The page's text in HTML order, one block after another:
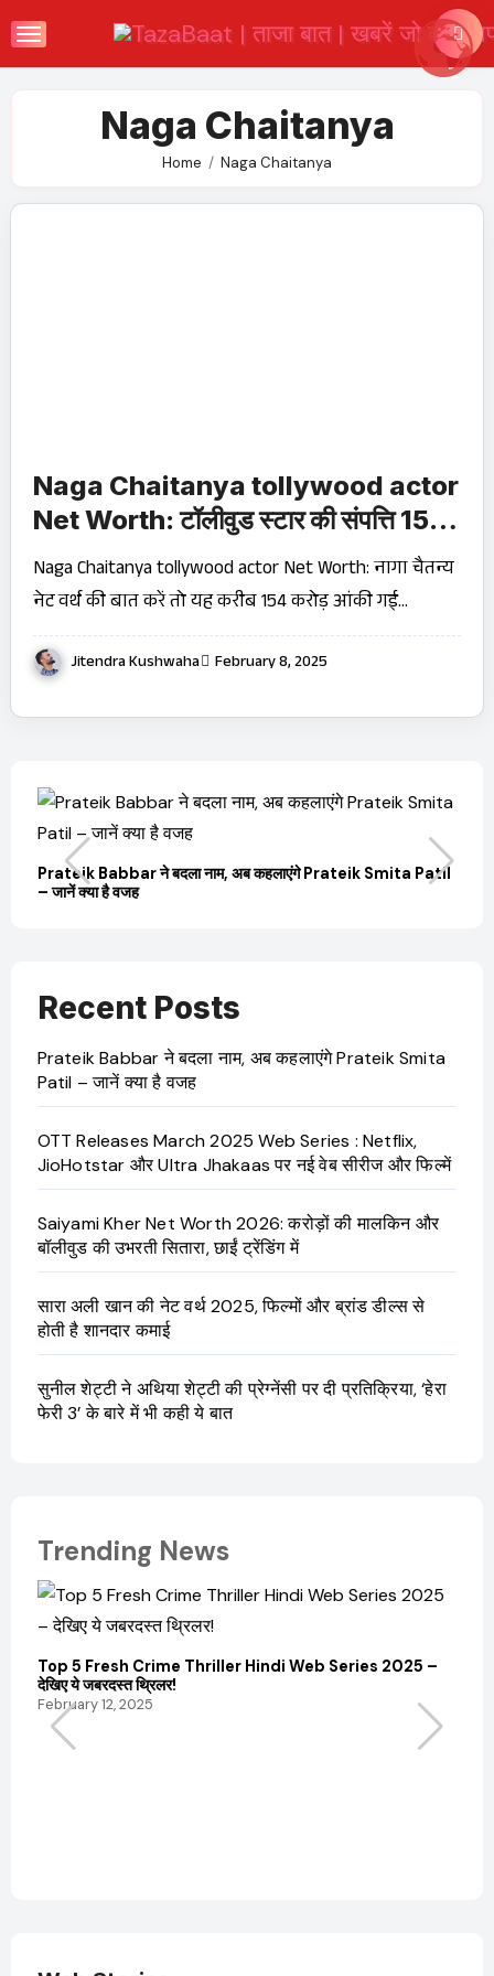
to
Naga Chaitanya
Home Naga Chaitanya
Naga Chaitanya tollywood actor
Net Worth: टॉलीवुड स्टार की संपत्ति 154
करोड़, जानें कितनी फीस लेते हैं प्रति फिल्म!
Naga Chaitanya tollywood actor Net Worth: नागा चैतन्य
नेट वर्थ की बात करें तो यह करीब ₹154 करोड़ आंकी गई…
Jitendra Kushwaha February 8, 2025
Prateik Babbar ने बदला नाम, अब कहलाएंगे Prateik Smita Patil
– जानें क्या है वजह
Recent Posts
Prateik Babbar ने बदला नाम, अब कहलाएंगे Prateik Smita
Patil – जानें क्या है वजह
OTT Releases March 2025 Web Series : Netflix,
JioHotstar और Ultra Jhakaas पर नई वेब सीरीज और फिल्में
Saiyami Kher Net Worth 2026: करोड़ों की मालकिन और
बॉलीवुड की उभरती सितारा, छाईं ट्रेंडिंग में
सारा अली खान की नेट वर्थ 2025, फिल्मों और ब्रांड डील्स से
होती है शानदार कमाई
सुनील शेट्टी ने अथिया शेट्टी की प्रेग्नेंसी पर दी प्रतिक्रिया, ‘हेरा
फेरी 3’ के बारे में भी कही ये बात
Trending News
Top 5 Fresh Crime Thriller Hindi Web Series 2025 –
देखिए ये जबरदस्त थ्रिलर!
February 12, 2025